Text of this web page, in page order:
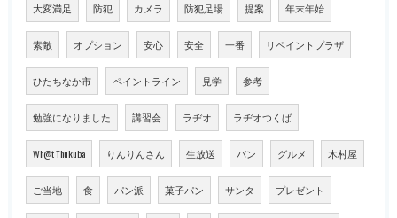
大変満足 防犯 カメラ 防犯足場 提案 年末年始
素敵 オプション 安心 安全 一番 リペイントプラザ
ひたちなか市 ペイントライン 見学 参考
勉強になりました 講習会 ラヂオ ラヂオつくば
Wh@t Thukuba りんりんさん 生放送 パン グルメ 木村屋
ご当地 食 パン派 菓子パン サンタ プレゼント